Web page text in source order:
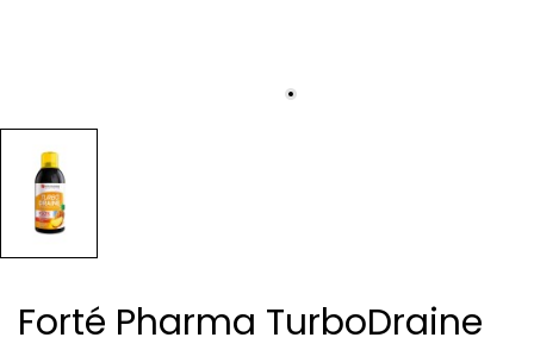
Forté Pharma TurboDraine